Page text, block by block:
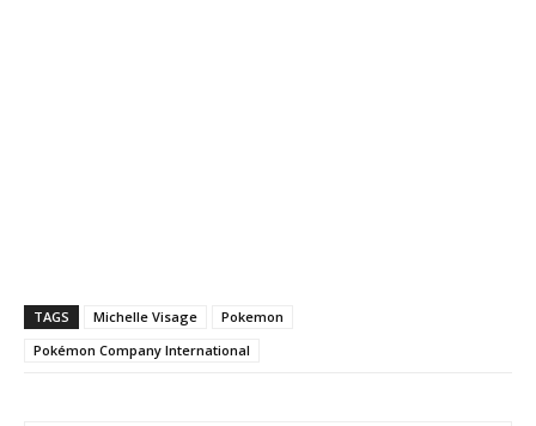
TAGS Michelle Visage
Pokemon
Pokémon Company International